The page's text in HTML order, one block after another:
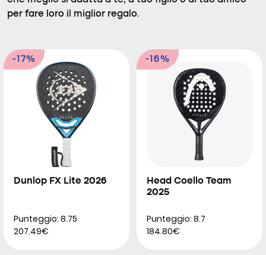
per fare loro il miglior regalo.
-17%
Dunlop FX Lite 2026
Punteggio: 8.75
207.49€
-16%
Head Coello Team
2025
Punteggio: 8.7
184.80€